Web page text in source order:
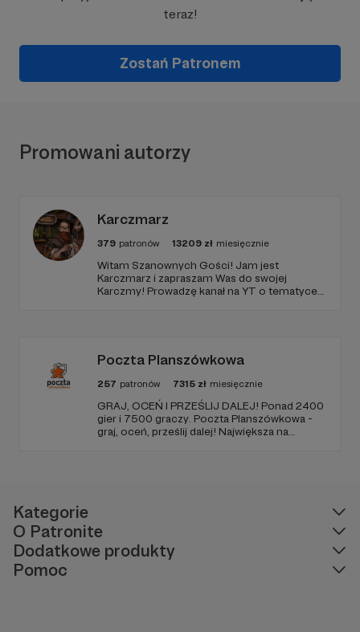
teraz!
Zostań Patronem
Promowani autorzy
Karczmarz
379 patronów 13209 zł miesięcznie
Witam Szanownych Gości! Jam jest
Karczmarz i zapraszam Was do swojej
Karczmy! Prowadzę kanał na YT o tematyce
Poczta Planszówkowa
257 patronów 7315 zł miesięcznie
GRAJ, OCEŃ I PRZEŚLIJ DALEJ! Ponad 2400
gier i 7500 graczy. Poczta Planszówkowa -
graj, oceń, prześlij dalej! Największa na
Kategorie
O Patronite
Dodatkowe produkty
Pomoc